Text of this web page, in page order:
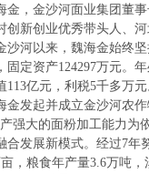
金沙河面业集团董事
创新创业优秀带头人、
河以来，魏海金始终坚
固定资产124297万元。
亿元，利税5千多万元
发起并成立金沙河农作
强大的面粉加工能力
合发展新模式。经过7
，粮食年产量3.6万吨